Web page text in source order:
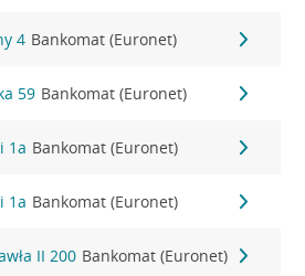
4 Bankomat (Euronet)
59 Bankomat (Euronet)
1a Bankomat (Euronet)
1a Bankomat (Euronet)
II 200 Bankomat (Euronet)